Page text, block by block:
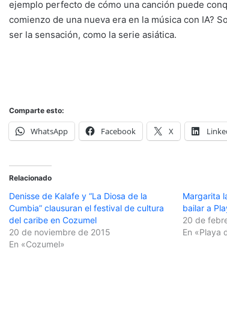
ejemplo perfecto de cómo una canción puede
comienzo de una nueva era en la música con IA?
ser la sensación, como la serie asiática.
Comparte esto:
WhatsApp Facebook X
Relacionado
Denisse de Kalafe y “La Diosa de la
Cumbia” clausuran el festival de cultura
del caribe en Cozumel
20 de noviembre de 2015
En «Cozumel»
Margarita
bailar a
20 de
En «Playa